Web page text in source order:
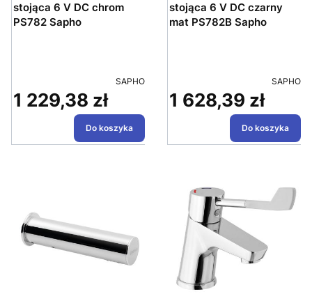
stojąca 6 V DC chrom
PS782 Sapho
PRODUCENT
SAPHO
Cena
1 229,38 zł
Do koszyka
stojąca 6 V DC czarny
mat PS782B Sapho
SAPHO
Cena
1 628,39 zł
Do koszyka